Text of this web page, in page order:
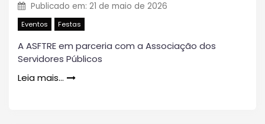
Publicado em: 21 de maio de 2026
Eventos Festas
A ASFTRE em parceria com a Associação dos
Servidores Públicos
Leia mais…